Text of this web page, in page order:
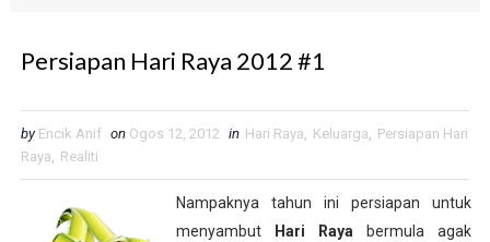
Persiapan Hari Raya 2012 #1
by Encik Anif on Ogos 12, 2012 in Hari Raya, Keluarga, Persiapan Hari
Raya, Realiti
Nampaknya tahun ini persiapan untuk
menyambut
Hari Raya bermula agak